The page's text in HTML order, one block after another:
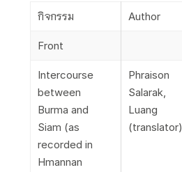
กิจกรรม Author
Front
Intercourse
between
Burma and
Siam (as
recorded in
Hmannan
Phraison
Salarak,
Luang
(translator)